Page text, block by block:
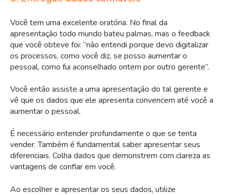
Você tem uma excelente oratória. No final da
apresentação todo mundo bateu palmas, mas o feedback
que você obteve foi: “não entendi porque devo digitalizar
os processos, como você diz, se posso aumentar o
pessoal, como fui aconselhado ontem por outro gerente”.
Você então assiste a uma apresentação do tal gerente e
vê que os dados que ele apresenta convencem até você a
aumentar o pessoal.
É necessário entender profundamente o que se tenta
vender. Também é fundamental saber apresentar seus
diferenciais. Colha dados que demonstrem com clareza as
vantagens de confiar em você.
Ao escolher e apresentar os seus dados, utilize